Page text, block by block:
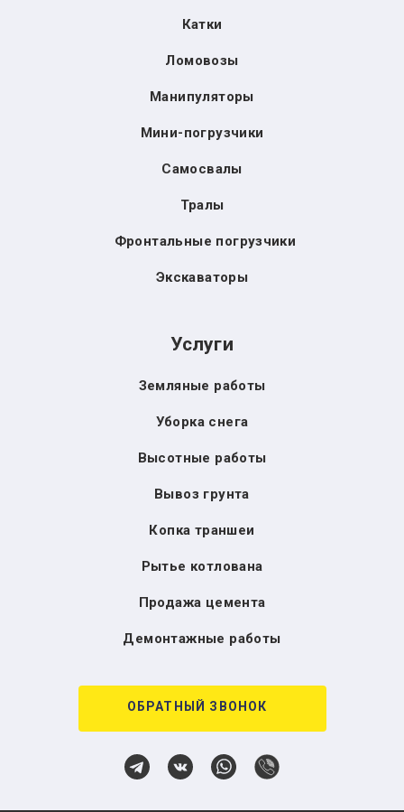
Катки
Ломовозы
Манипуляторы
Мини-погрузчики
Самосвалы
Тралы
Фронтальные погрузчики
Экскаваторы
Услуги
Земляные работы
Уборка снега
Высотные работы
Вывоз грунта
Копка траншеи
Рытье котлована
Продажа цемента
Демонтажные работы
ОБРАТНЫЙ ЗВОНОК